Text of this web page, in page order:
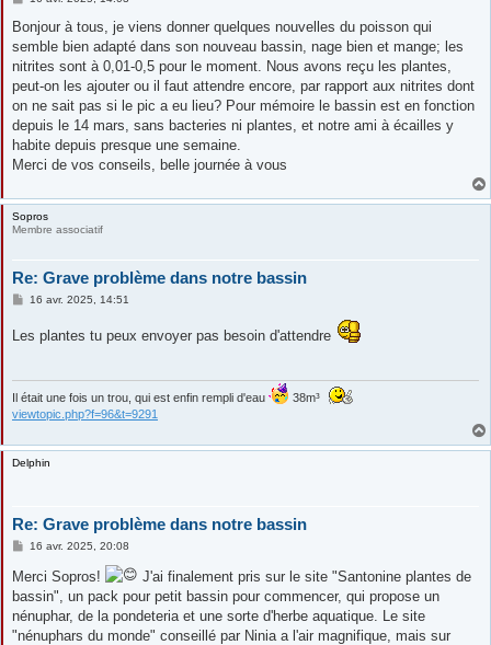
s
a
g
Bonjour à tous, je viens donner quelques nouvelles du poisson qui
semble bien adapté dans son nouveau bassin, nage bien et mange; les
nitrites sont à 0,01-0,5 pour le moment. Nous avons reçu les plantes,
peut-on les ajouter ou il faut attendre encore, par rapport aux nitrites dont
on ne sait pas si le pic a eu lieu? Pour mémoire le bassin est en fonction
depuis le 14 mars, sans bacteries ni plantes, et notre ami à écailles y
habite depuis presque une semaine.
Merci de vos conseils, belle journée à vous
Sopros
Membre associatif
Re: Grave problème dans notre bassin
M
s
16 avr. 2025, 14:51
Les plantes tu peux envoyer pas besoin d'attendre
Il était une fois un trou, qui est enfin rempli d'eau
38m³
viewtopic.php?f=96&t=9291
Delphin
Re: Grave problème dans notre bassin
M
s
a
g
e
16 avr. 2025, 20:08
Merci Sopros!
J'ai finalement pris sur le site "Santonine plantes de
bassin", un pack pour petit bassin pour commencer, qui propose un
nénuphar, de la pondeteria et une sorte d'herbe aquatique. Le site
"nénuphars du monde" conseillé par Ninia a l'air magnifique, mais sur